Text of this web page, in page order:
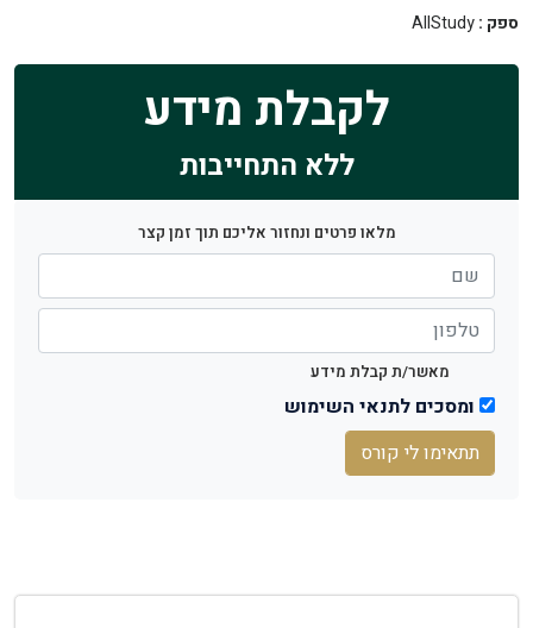
ספק :AllStudy
לקבלת מידע
ללא התחייבות
מלאו פרטים ונחזור אליכם תוך זמן קצר
מאשר/ת קבלת מידע
ומסכים לתנאי השימוש
תתאימו לי קורס